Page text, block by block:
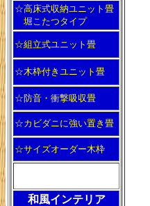
☆高床式収納ユニット畳
堀こたつタイプ
☆組立式ユニット畳
☆木枠付きユニット畳
☆防音・衝撃吸収畳
☆カビダニに強い置き畳
☆サイズオーダー木枠
和風インテリア